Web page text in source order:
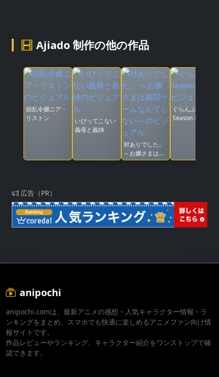
Ajiado 制作の他の作品
凶乱令嬢ニア・
リストン
いびってこない
義母と義姉
対ありでした。
～お嬢さまは格
闘ゲームなんて
ぐらんぶる
Season 3
広告（PR）
anipochi
anipochi.comは、最新アニメの感想・人気キャラクター情報・ラ
ンキングをまとめ、スマホでも快適に楽しめるアニメファン向け情
報サイトです。
作品レビューやランキング、キャラクター紹介をワンストップで確
認できます。